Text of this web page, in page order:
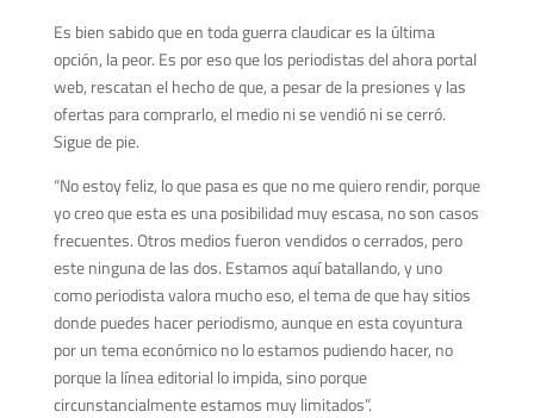
Es bien sabido que en toda guerra claudicar es la última
opción, la peor. Es por eso que los periodistas del ahora portal
web, rescatan el hecho de que, a pesar de la presiones y las
ofertas para comprarlo, el medio ni se vendió ni se cerró.
Sigue de pie.
“No estoy feliz, lo que pasa es que no me quiero rendir, porque
yo creo que esta es una posibilidad muy escasa, no son casos
frecuentes. Otros medios fueron vendidos o cerrados, pero
este ninguna de las dos. Estamos aquí batallando, y uno
como periodista valora mucho eso, el tema de que hay sitios
donde puedes hacer periodismo, aunque en esta coyuntura
por un tema económico no lo estamos pudiendo hacer, no
porque la línea editorial lo impida, sino porque
circunstancialmente estamos muy limitados”.